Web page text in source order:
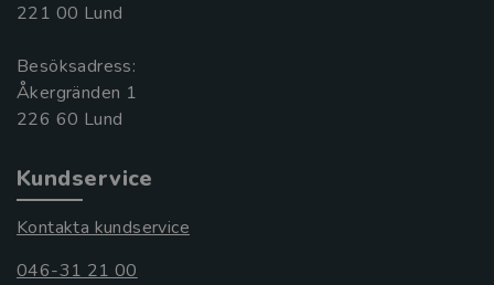
221 00 Lund
Besöksadress:
Åkergränden 1
Kundservice
Kontakta kundservice
046-31 21 00